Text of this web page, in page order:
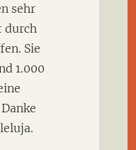
sehr
durch
Sie
1.000